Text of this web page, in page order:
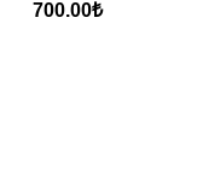
700.00₺